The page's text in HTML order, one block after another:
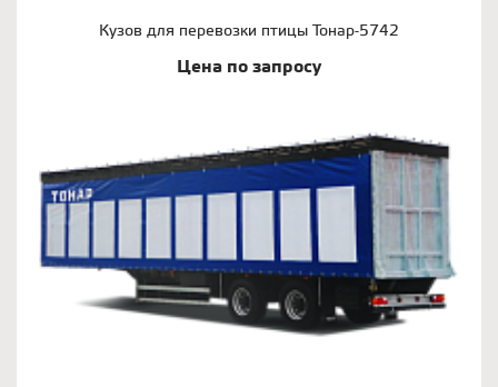
Кузов для перевозки птицы Тонар-5742
Цена по запросу